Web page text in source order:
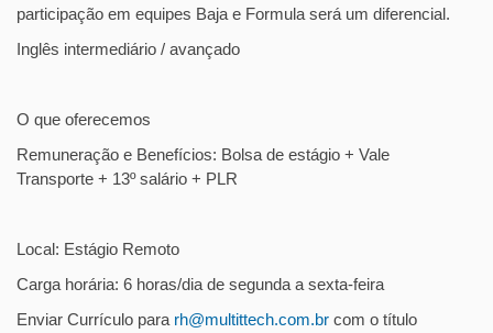
participação em equipes Baja e Formula será um diferencial.
Inglês intermediário / avançado
O que oferecemos
Remuneração e Benefícios: Bolsa de estágio + Vale
Transporte + 13º salário + PLR
Local: Estágio Remoto
Carga horária: 6 horas/dia de segunda a sexta-feira
Enviar Currículo para rh@multittech.com.br com o título